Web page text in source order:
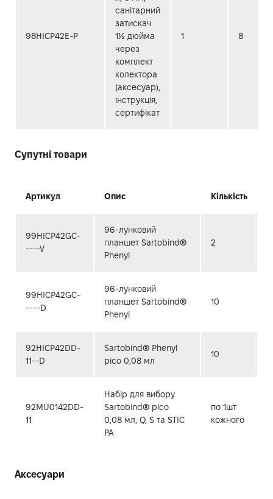
98HICP42E-P
санітарний
затискач
1½ дюйма
через
комплект
колектора
(аксесуар),
інструкція,
сертифікат
1 8
Супутні товари
Артикул Опис Кількість
99HICP42GC-
----V
96-лунковий
планшет Sartobind®
Phenyl
2
99HICP42GC-
----D
96-лунковий
планшет Sartobind®
Phenyl
10
92HICP42DD-
11--D
Sartobind® Phenyl
pico 0,08 мл
10
92MU0142DD-
11
Набір для вибору
Sartobind® pico
0,08 мл, Q, S та STIC
PA
по 1шт
кожного
Аксесуари